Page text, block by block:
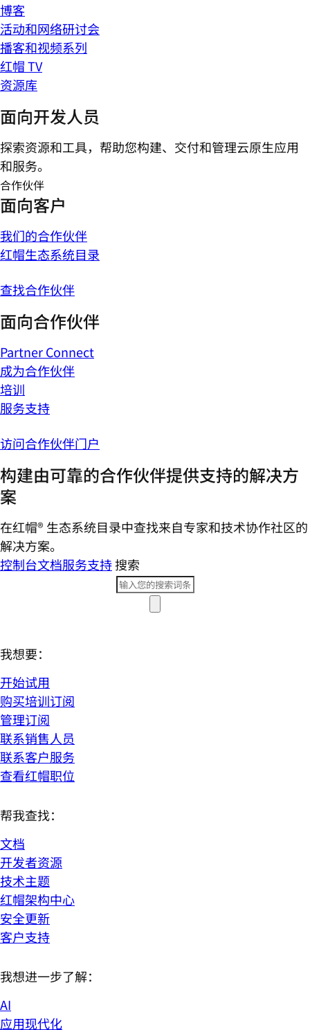
博客
活动和网络研讨会
播客和视频系列
红帽 TV
资源库
面向开发人员
探索资源和工具，帮助您构建、交付和管理云原生应用
和服务。
合作伙伴
面向客户
我们的合作伙伴
红帽生态系统目录
查找合作伙伴
面向合作伙伴
Partner Connect
成为合作伙伴
培训
服务支持
访问合作伙伴门户
构建由可靠的合作伙伴提供支持的解决方
案
在红帽® 生态系统目录中查找来自专家和技术协作社区的
解决方案。
控制台文档服务支持搜索
我想要：
开始试用
购买培训订阅
管理订阅
联系销售人员
联系客户服务
查看红帽职位
帮我查找：
文档
开发者资源
技术主题
红帽架构中心
安全更新
客户支持
我想进一步了解：
AI
应用现代化